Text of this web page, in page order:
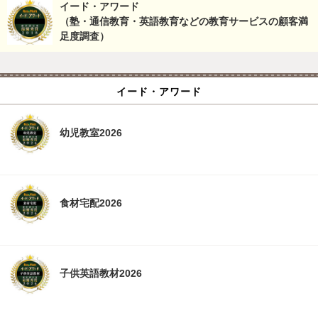
イード・アワード
（塾・通信教育・英語教育などの教育サービスの顧客満
足度調査）
イード・アワード
幼児教室2026
食材宅配2026
子供英語教材2026